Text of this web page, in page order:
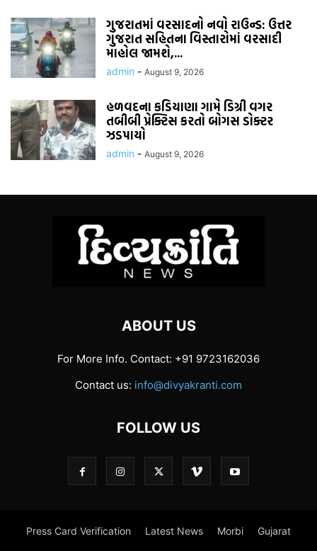
ગુજરાતમાં વરસાદનો નવો રાઉન્ડ: ઉત્તર
ગુજરાત સહિતના વિસ્તારોમાં વરસાદી
માહોલ જામશે,...
admin - August 9, 2026
હળવદના કડિયાણા ગામે ડિગ્રી વગર
તબીબી પ્રેક્ટિસ કરતો બોગસ ડોક્ટર
ઝડપાયો
admin - August 9, 2026
ABOUT US
For More Info. Contact: +91 9723162036
Contact us: info@divyakranti.com
FOLLOW US
Press Card Verification Latest News Morbi Gujarat